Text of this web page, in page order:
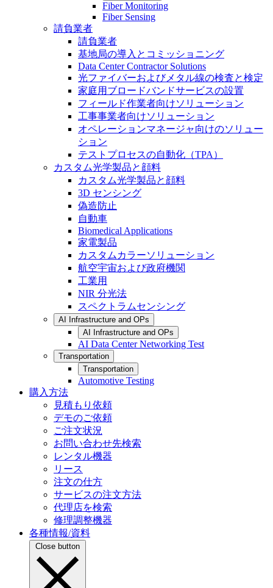
Fiber Monitoring
Fiber Sensing
請負業者
請負業者
基地局の導入とコミッショニング
Data Center Contractor Solutions
光ファイバーおよびメタル線の検査と検定
家庭用ブロードバンドサービスの設置
フィールド作業者向けソリューション
工事事業者向けソリューション
オペレーションマネージャ向けのソリュー
ション
テストプロセスの自動化（TPA）
カスタム光学製品と顔料
カスタム光学製品と顔料
3D センシング
偽造防止
自動車
Biomedical Applications
家電製品
カスタムカラーソリューション
航空宇宙および政府機関
工業用
NIR 分光法
スペクトラムセンシング
AI Infrastructure and OPs
AI Infrastructure and OPs
AI Data Center Networking Test
Transportation
Transportation
Automotive Testing
購入方法
見積もり依頼
デモのご依頼
ご注文状況
お問い合わせ先検索
レンタル機器
リース
注文の仕方
サービスの注文方法
代理店を検索
修理調整機器
各種情報/資料
Close button